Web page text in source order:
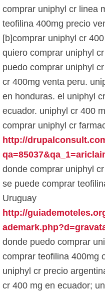
comprar uniphyl cr linea
teofilina 400mg precio
[b]comprar uniphyl cr
quiero comprar uniphyl
puedo comprar uniphyl
cr 400mg venta peru.
en honduras. el uniphyl
ecuador. uniphyl cr 400
comprar uniphyl cr
http://
donde comprar uniphyl
se puede comprar
Uruguay
http://
donde puedo comprar
comprar teofilina 400mg
uniphyl cr precio
cr 400 mg en ecuador;